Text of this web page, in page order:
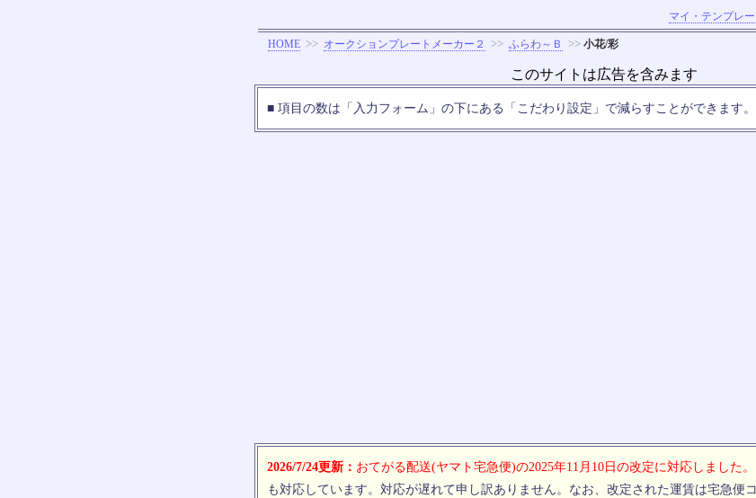
マイ・テンプレー
HOME >> オークションプレートメーカー２ >> ふらわ～Ｂ >> 小花/彩
このサイトは広告を含みます
■ 項目の数は「入力フォーム」の下にある「こだわり設定」で減らすことができます。
2026/7/24更新： おてがる配送(ヤマト宅急便)の2025年11月10日の改定に対応しました。
も対応しています。対応が遅れて申し訳ありません。なお、改定された運賃は宅急便